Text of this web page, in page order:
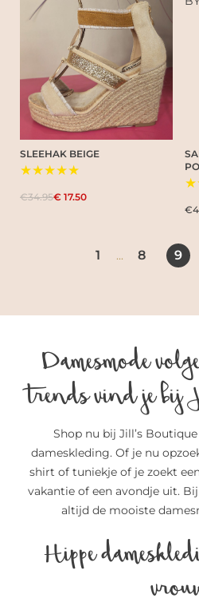
SLEEHAK BEIGE
★★★★★
€34.95€ 17.50
1 ... 8 9
Damesmode
trends vind je bij
Shop nu bij Jill’s
dameskleding. Of je nu
shirt of tuniekje of je zoekt
vakantie of een avondje uit.
altijd de mooiste
Hippe